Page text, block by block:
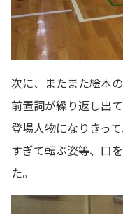
次に、またまた絵本
前置詞が繰り返し出て
登場人物になりきっ
すぎて転ぶ姿等、口
た。